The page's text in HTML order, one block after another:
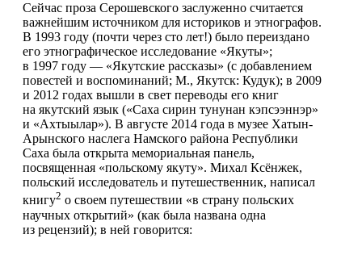
Сейчас проза Серошевского заслуженно считается
важнейшим источником для историков и этнографов.
В 1993 году (почти через сто лет!) было переиздано
его этнографическое исследование «Якуты»;
в 1997 году — «Якутские рассказы» (с добавлением
повестей и воспоминаний; М., Якутск: Кудук); в 2009
и 2012 годах вышли в свет переводы его книг
на якутский язык («Саха сирин тунунан кэпсээннэр»
и «Ахтыылар»). В августе 2014 года в музее Хатын‐
Арынского наслега Намского района Республики
Саха была открыта мемориальная панель,
посвященная «польскому якуту». Михал Ксёнжек,
польский исследователь и путешественник, написал
книгу2 о своем путешествии «в страну польских
научных открытий» (как была названа одна
из рецензий); в ней говорится: